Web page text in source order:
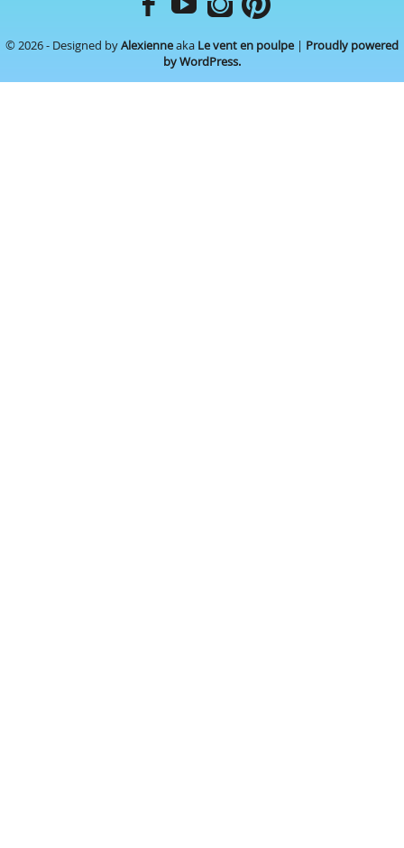
© 2026 - Designed byAlexienneaka Le vent en poulpe | Proudly powered
by WordPress.